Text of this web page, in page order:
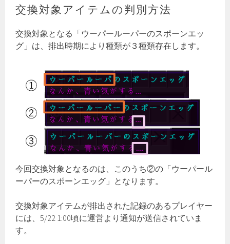
交換対象アイテムの判別方法
交換対象となる「ウーパールーパーのスポーンエッ
グ」は、排出時期により種類が３種類存在します。
今回交換対象となるのは、このうち②の「ウーパール
ーパーのスポーンエッグ」となります。
交換対象アイテムが排出された記録のあるプレイヤー
には、5/22 1:00頃に運営より通知が送信されていま
す。